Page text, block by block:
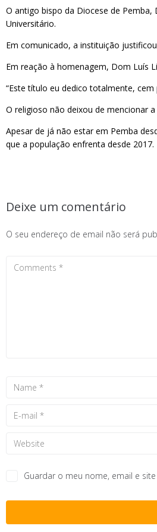
O antigo bispo da Diocese de
Universitário.
Em comunicado, a instituição
Em reação à homenagem, Dom Luís
“Este título eu dedico totalmente,
O religioso não deixou de mencionar
Apesar de já não estar em Pemba
que a população enfrenta desde 2017.
Deixe um comentário
O seu endereço de email não será
Guardar o meu nome, email e